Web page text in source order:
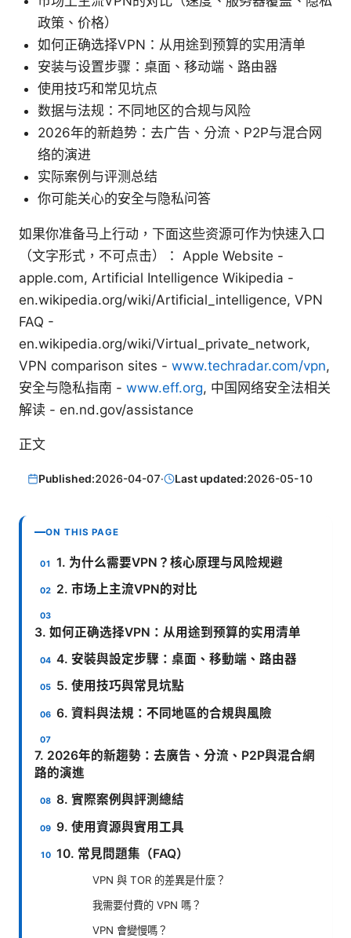
政策、价格）
如何正确选择VPN：从用途到预算的实用清单
安装与设置步骤：桌面、移动端、路由器
使用技巧和常见坑点
数据与法规：不同地区的合规与风险
2026年的新趋势：去广告、分流、P2P与混合网
络的演进
实际案例与评测总结
你可能关心的安全与隐私问答
如果你准备马上行动，下面这些资源可作为快速入口
（文字形式，不可点击）： Apple Website -
apple.com, Artificial Intelligence Wikipedia -
en.wikipedia.org/wiki/Artificial_intelligence, VPN
FAQ -
en.wikipedia.org/wiki/Virtual_private_network,
VPN comparison sites - www.techradar.com/vpn,
安全与隐私指南 - www.eff.org, 中国网络安全法相关
解读 - en.nd.gov/assistance
正文
Published:2026-04-07· Last updated:2026-05-10
ON THIS PAGE
1. 为什么需要VPN？核心原理与风险规避
2. 市场上主流VPN的对比
3. 如何正确选择VPN：从用途到预算的实用清单
4. 安裝與設定步驟：桌面、移動端、路由器
5. 使用技巧與常見坑點
6. 資料與法規：不同地區的合規與風險
7. 2026年的新趨勢：去廣告、分流、P2P與混合網
路的演進
8. 實際案例與評測總結
9. 使用資源與實用工具
10. 常見問題集（FAQ）
VPN 與 TOR 的差異是什麼？
我需要付費的 VPN 嗎？
VPN 會變慢嗎？